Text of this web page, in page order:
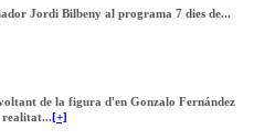
Jordi Bilbeny al programa 7 dies de...
de la figura d'en Gonzalo Fernández
realitat...[+]